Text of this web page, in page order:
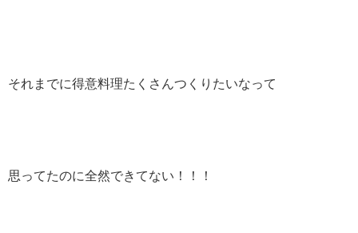
それまでに得意料理たくさんつくりたいなって
思ってたのに全然できてない！！！